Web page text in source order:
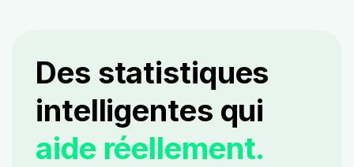
Des statistiques
intelligentes qui
aide réellement.